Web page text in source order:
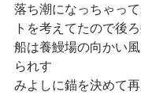
落ち潮になっちゃっ
トを考えてたので後ろ
船は養鰻場の向かい
られす
みよしに錨を決めて